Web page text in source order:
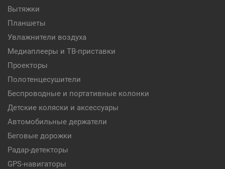
Вытяжки
Планшеты
Увлажнители воздуха
Медиаплееры и ТВ-приставки
Проекторы
Полотенцесушители
Беспроводные и портативные колонки
Детские коляски и аксессуары
Автомобильные держатели
Беговые дорожки
Радар-детекторы
GPS-навигаторы